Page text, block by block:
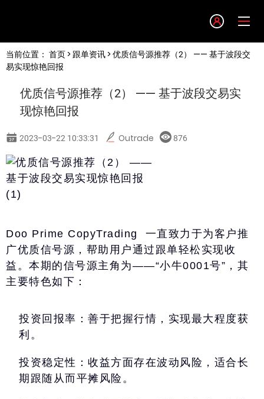
English
简体中文
한글
Tiếng việt
ไทย
当前位置： 首页> 跟单资讯> 优质信号源推荐（2） —— 基于波段交
易实现惊艳回报
优质信号源推荐（2） —— 基于波段交易实
现惊艳回报
2023-03-22 10:33:31 Outrade 876
Doo Prime CopyTrading 一直致力于为客户推
广优质信号源，帮助用户通过跟单轻松实现收
益。本期的信号源主角为——“小牛0001号”，其
主要特色如下：
投资回报率：善于把握行情，实现最大程度获
利。
投资稳定性：收益方面存在波动风险，适合长
期跟随从而平摊风险。